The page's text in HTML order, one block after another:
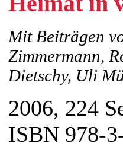
Mit Beiträgen
Zimmermann,
Dietschy, Uli
2006, 224
ISBN 978-